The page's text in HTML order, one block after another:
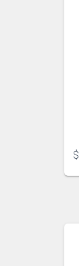
$